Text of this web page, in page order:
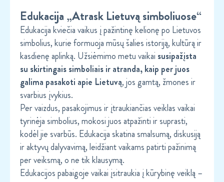
Edukacija „Atrask Lietuvą simboliuose“
Edukacija kviečia vaikus į pažintinę kelionę po Lietuvos
simbolius, kurie formuoja mūsų šalies istoriją, kultūrą ir
kasdienę aplinką. Užsiėmimo metu vaikai susipažįsta
su skirtingais simboliais ir atranda, kaip per juos
galima pasakoti apie Lietuvą, jos gamtą, žmones ir
svarbius įvykius.
Per vaizdus, pasakojimus ir įtraukiančias veiklas vaikai
tyrinėja simbolius, mokosi juos atpažinti ir suprasti,
kodėl jie svarbūs. Edukacija skatina smalsumą, diskusiją
ir aktyvų dalyvavimą, leidžiant vaikams patirti pažinimą
per veiksmą, o ne tik klausymą.
Edukacijos pabaigoje vaikai įsitraukia į kūrybinę veiklą –